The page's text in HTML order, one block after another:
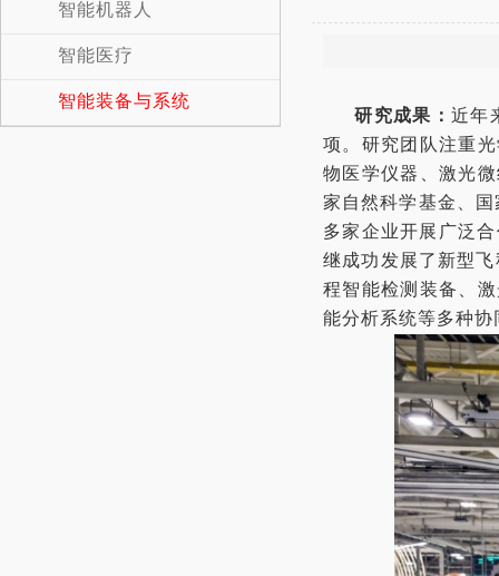
智能机器人
智能医疗
智能装备与系统
研究成果：近年
项。研究团队注重
物医学仪器、激光
家自然科学基金、
多家企业开展广泛
继成功发展了新型
程智能检测装备、
能分析系统等多种